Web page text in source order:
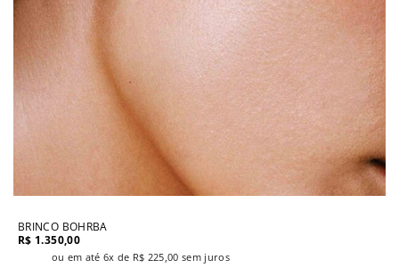
BRINCO BOHRBA
R$ 1.350,00
ou em até 6x de R$ 225,00 sem juros